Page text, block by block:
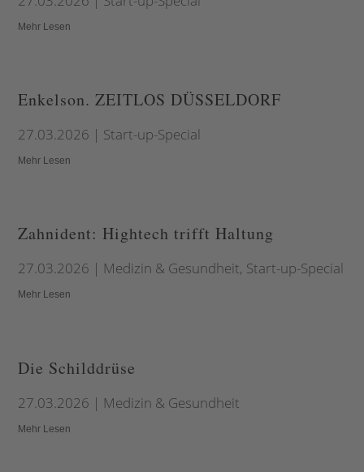
Mehr Lesen
Enkelson. ZEITLOS DÜSSELDORF
27.03.2026 | Start-up-Special
Mehr Lesen
Zahnident: Hightech trifft Haltung
27.03.2026 | Medizin & Gesundheit, Start-up-Special
Mehr Lesen
Die Schilddrüse
27.03.2026 | Medizin & Gesundheit
Mehr Lesen